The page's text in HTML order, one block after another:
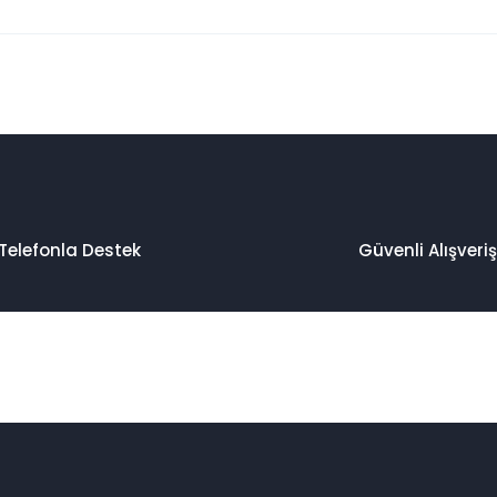
Telefonla Destek Güvenli Alışveriş